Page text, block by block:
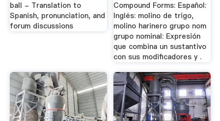
ball - Translation to
Spanish, pronunciation, and
forum discussions
Compound Forms: Español:
Inglés: molino de trigo,
molino harinero grupo nom
grupo nominal: Expresión
que combina un sustantivo
con sus modificadores y .